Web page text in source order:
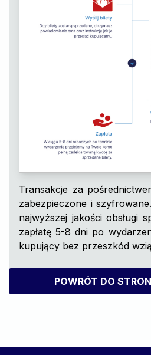
Transakcje za
zabezpieczone i
najwyższej jakości obsługi
zapłatę 5-8 dni po
kupujący bez przeszkód
POWRÓT DO